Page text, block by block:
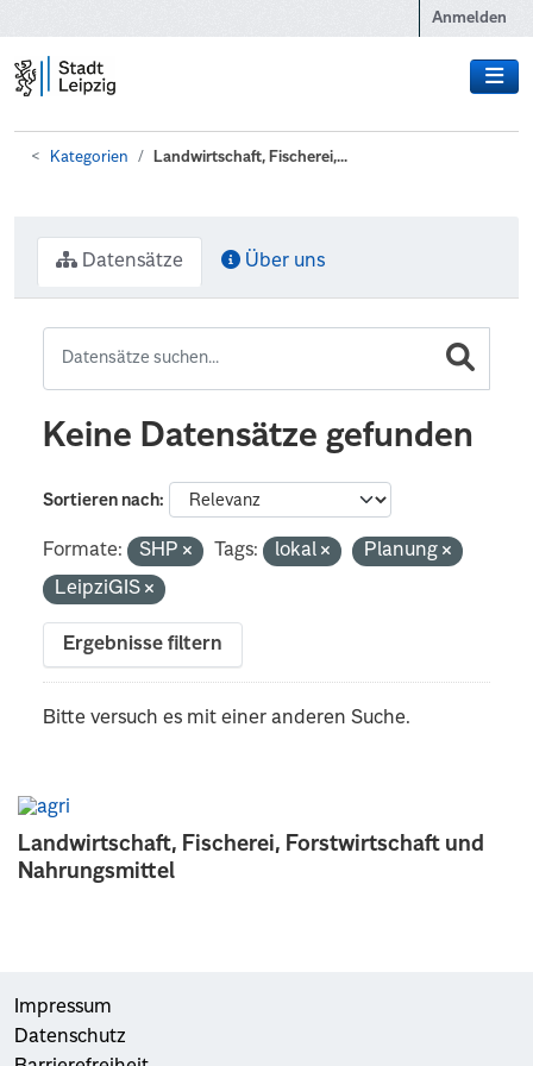
Anmelden
Kategorien Landwirtschaft, Fischerei,...
Landwirtschaft, Fischerei, Forstwirtschaft und
Nahrungsmittel
Datensätze Über uns
Keine Datensätze gefunden
Sortieren nach
Formate: SHP Tags: lokal
Planung
LeipziGIS
Ergebnisse filtern
Bitte versuch es mit einer anderen Suche.
Impressum
Datenschutz